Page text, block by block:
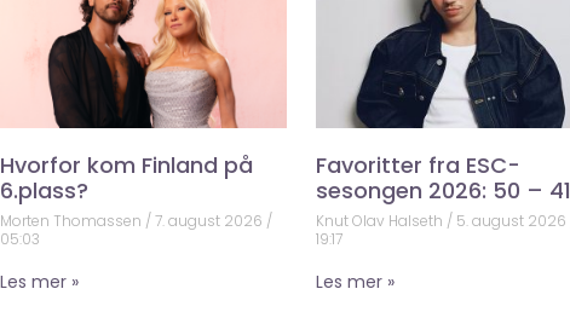
Hvorfor kom Finland på
6.plass?
Morten Thomassen
7. august 2026
05:03
Les mer »
Favoritter fra ESC-
sesongen 2026: 50 – 41
Knut Olav Halseth 5. august 2026
19:17
Les mer »